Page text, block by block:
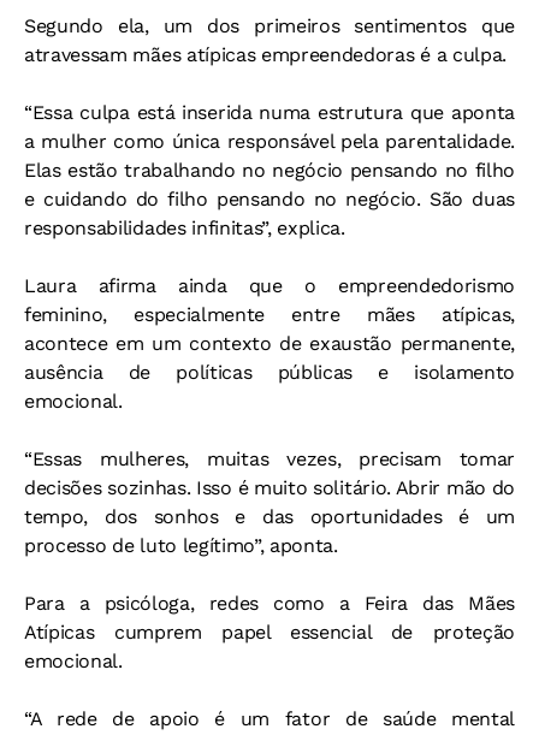
Segundo ela, um dos primeiros sentimentos que
atravessam mães atípicas empreendedoras é a culpa.
“Essa culpa está inserida numa estrutura que aponta
a mulher como única responsável pela parentalidade.
Elas estão trabalhando no negócio pensando no filho
e cuidando do filho pensando no negócio. São duas
responsabilidades infinitas”, explica.
Laura afirma ainda que o empreendedorismo
feminino, especialmente entre mães atípicas,
acontece em um contexto de exaustão permanente,
ausência de políticas públicas e isolamento
emocional.
“Essas mulheres, muitas vezes, precisam tomar
decisões sozinhas. Isso é muito solitário. Abrir mão do
tempo, dos sonhos e das oportunidades é um
processo de luto legítimo”, aponta.
Para a psicóloga, redes como a Feira das Mães
Atípicas cumprem papel essencial de proteção
emocional.
“A rede de apoio é um fator de saúde mental